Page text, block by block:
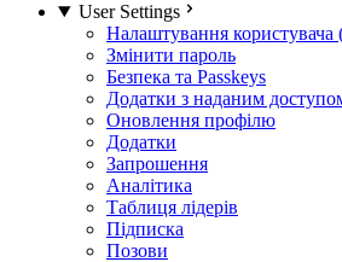
User Settings
Налаштування
Змінити пароль
Безпека та Passkeys
Додатки з наданим
Оновлення профілю
Додатки
Запрошення
Аналітика
Таблиця лідерів
Підписка
Позови